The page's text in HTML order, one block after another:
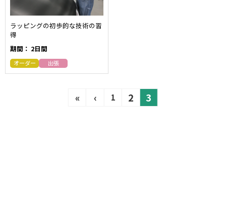
ラッピングの初歩的な技術の習
得
期間： 2日間
オーダー 出張
« ‹ 1 2 3